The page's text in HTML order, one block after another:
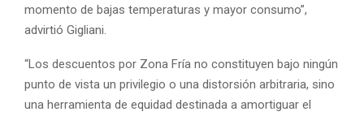
momento de bajas temperaturas y mayor consumo”,
advirtió Gigliani.
“Los descuentos por Zona Fría no constituyen bajo ningún
punto de vista un privilegio o una distorsión arbitraria, sino
una herramienta de equidad destinada a amortiguar el